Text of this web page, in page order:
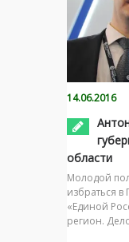
14.06.2016
области
Молодой
избраться в
«Единой
регион.